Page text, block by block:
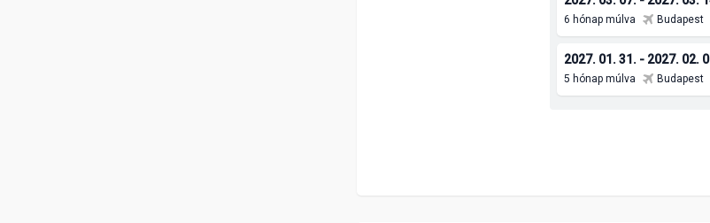
2027. 03. 07. - 2027. 03.
6 hónap múlva Budapest
2027. 01. 31. - 2027. 02.
5 hónap múlva Budapest